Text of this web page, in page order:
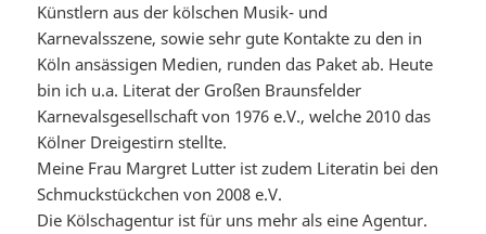
Künstlern aus der kölschen Musik- und
Karnevalsszene, sowie sehr gute Kontakte zu den in
Köln ansässigen Medien, runden das Paket ab. Heute
bin ich u.a. Literat der Großen Braunsfelder
Karnevalsgesellschaft von 1976 e.V., welche 2010 das
Kölner Dreigestirn stellte.
Meine Frau Margret Lutter ist zudem Literatin bei den
Schmuckstückchen von 2008 e.V.
Die Kölschagentur ist für uns mehr als eine Agentur.